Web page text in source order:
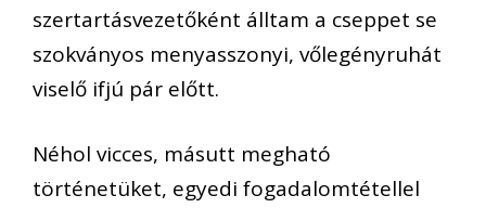
szertartásvezetőként álltam a cseppet se
szokványos menyasszonyi, vőlegényruhát
viselő ifjú pár előtt.
Néhol vicces, másutt megható
történetüket, egyedi fogadalomtétellel